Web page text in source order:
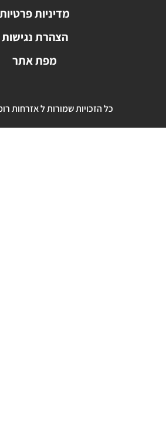
מדיניות פרטיות
הצהרת נגישות
מפת אתר
כל הזכויות שמורות ל אזרחות רומנית © 2026